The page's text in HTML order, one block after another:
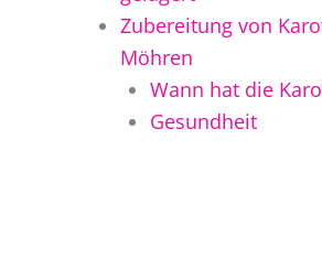
Zubereitung von
Möhren
Wann hat die
Gesundheit